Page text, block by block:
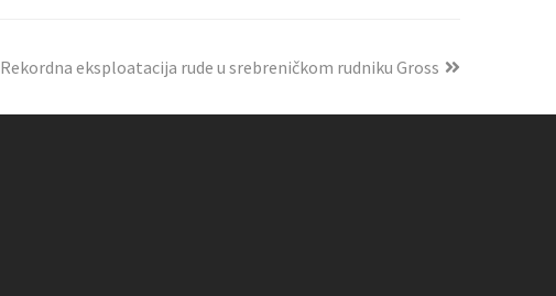
Rekordna eksploatacija rude u srebreničkom rudniku Gross